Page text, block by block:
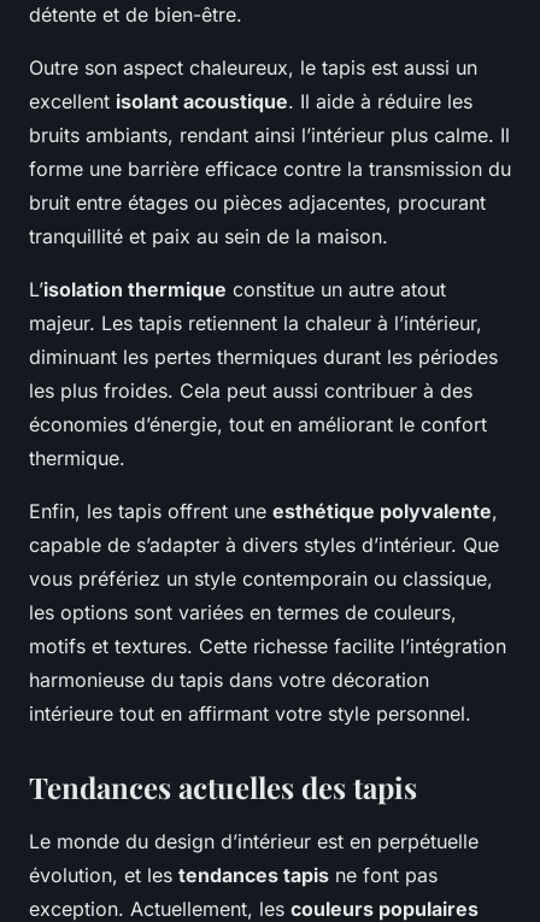
détente et de bien-être.
Outre son aspect chaleureux, le tapis est aussi un
excellent isolant acoustique. Il aide à réduire les
bruits ambiants, rendant ainsi l’intérieur plus calme. Il
forme une barrière efficace contre la transmission du
bruit entre étages ou pièces adjacentes, procurant
tranquillité et paix au sein de la maison.
L’isolation thermique constitue un autre atout
majeur. Les tapis retiennent la chaleur à l’intérieur,
diminuant les pertes thermiques durant les périodes
les plus froides. Cela peut aussi contribuer à des
économies d’énergie, tout en améliorant le confort
thermique.
Enfin, les tapis offrent une esthétique polyvalente,
capable de s’adapter à divers styles d’intérieur. Que
vous préfériez un style contemporain ou classique,
les options sont variées en termes de couleurs,
motifs et textures. Cette richesse facilite l’intégration
harmonieuse du tapis dans votre décoration
intérieure tout en affirmant votre style personnel.
Tendances actuelles des tapis
Le monde du design d’intérieur est en perpétuelle
évolution, et les tendances tapis ne font pas
exception. Actuellement, les couleurs populaires